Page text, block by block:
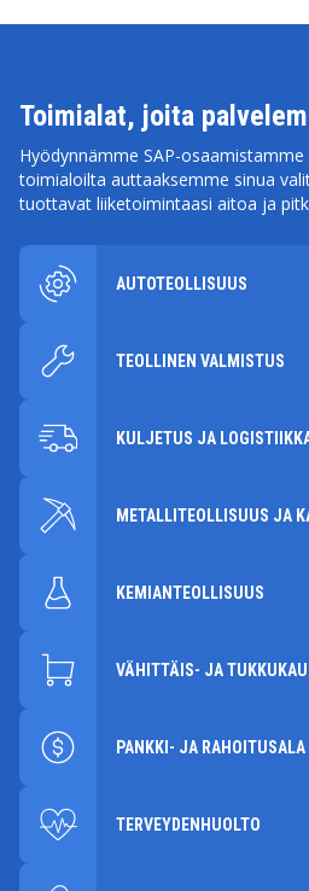
Toimialat, joita
Hyödynnämme SAP-
toimialoilta auttaaksemme sinua
tuottavat liiketoimintaasi aitoa ja
AUTOTEOLLISUUS
TEOLLINEN VALMISTUS
KULJETUS JA
METALLITEOLLISUUS JA
KEMIANTEOLLISUUS
VÄHITTÄIS- JA
PANKKI- JA RAHOITUSALA
TERVEYDENHUOLTO